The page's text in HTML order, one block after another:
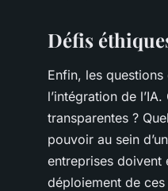
Défis
Enfin, les
l’intégration de
transparentes ?
pouvoir au sein
entreprises doivent
déploiement de